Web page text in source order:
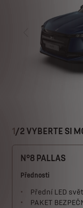
1 /2 VYBERTE SI
N°8 PALLAS
Přednosti
Přední LED
PAKET